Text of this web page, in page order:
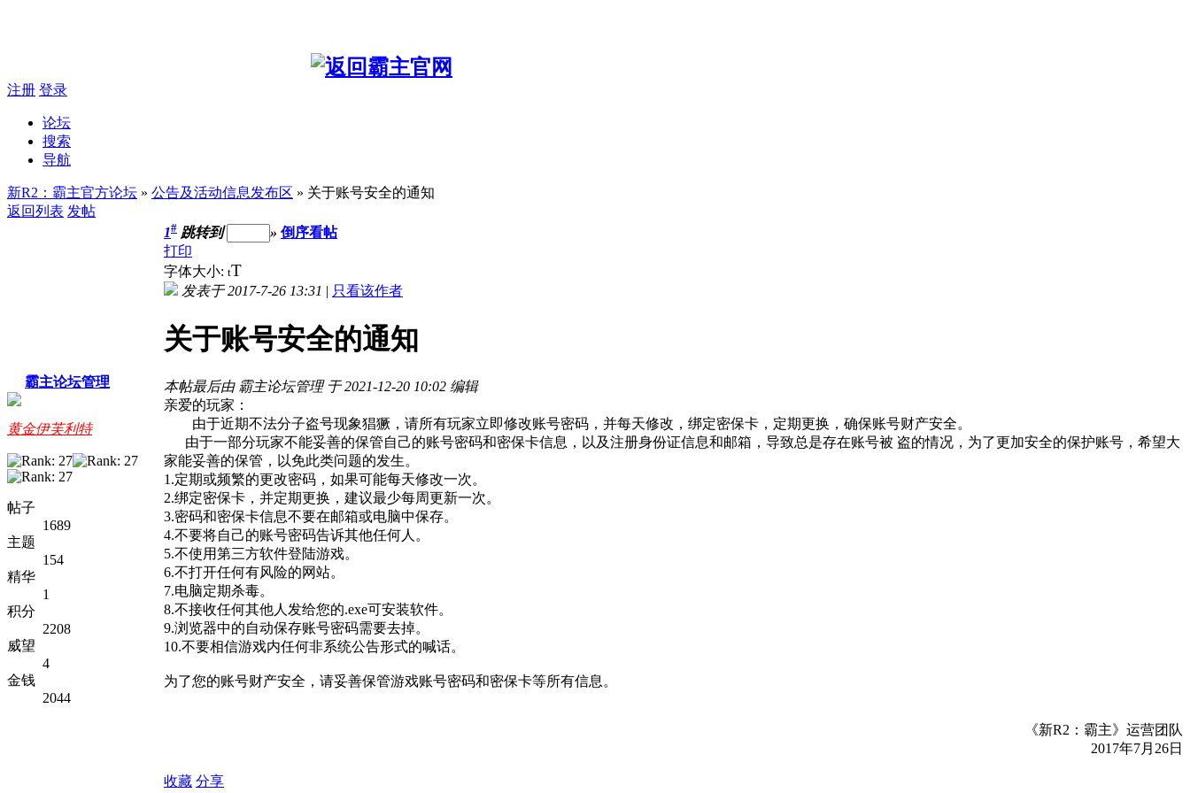
注册 登录
论坛
搜索
导航
新R2：霸主官方论坛 » 公告及活动信息发布区 » 关于账号安全的通知
返回列表 发帖
霸主论坛管理
黄金伊芙利特
帖子
1689
主题
154
精华
1
积分
2208
威望
4
金钱
2044
1# 跳转到 » 倒序看帖
打印
字体大小: tT
发表于 2017-7-26 13:31 | 只看该作者
关于账号安全的通知
本帖最后由 霸主论坛管理 于 2021-12-20 10:02 编辑
亲爱的玩家：
由于近期不法分子盗号现象猖獗，请所有玩家立即修改账号密码，并每天修改，绑定密保卡，定期更换，确保账号财产安全。
由于一部分玩家不能妥善的保管自己的账号密码和密保卡信息，以及注册身份证信息和邮箱，导致总是存在账号被 盗的情况，为了更加安全的保护账号，希望大
家能妥善的保管，以免此类问题的发生。
1.定期或频繁的更改密码，如果可能每天修改一次。
2.绑定密保卡，并定期更换，建议最少每周更新一次。
3.密码和密保卡信息不要在邮箱或电脑中保存。
4.不要将自己的账号密码告诉其他任何人。
5.不使用第三方软件登陆游戏。
6.不打开任何有风险的网站。
7.电脑定期杀毒。
8.不接收任何其他人发给您的.exe可安装软件。
9.浏览器中的自动保存账号密码需要去掉。
10.不要相信游戏内任何非系统公告形式的喊话。
为了您的账号财产安全，请妥善保管游戏账号密码和密保卡等所有信息。
《新R2：霸主》运营团队
2017年7月26日
收藏 分享